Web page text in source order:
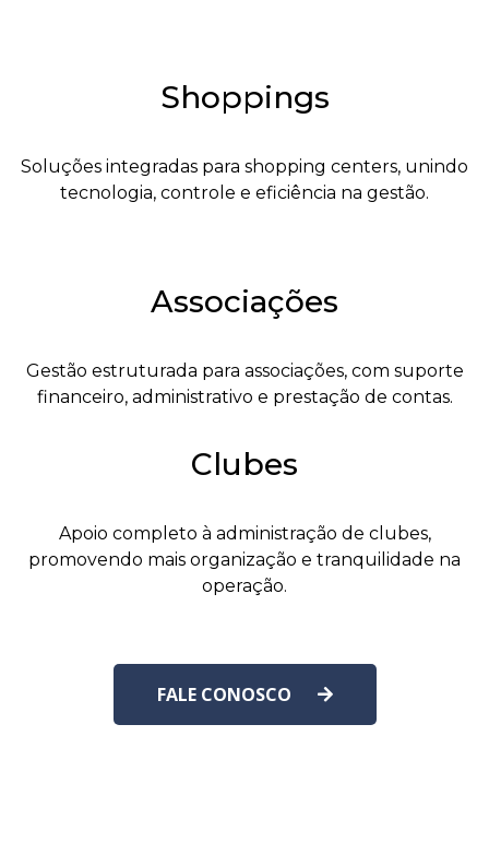
Shoppings
Soluções integradas para shopping centers, unindo
tecnologia, controle e eficiência na gestão.
Associações
Gestão estruturada para associações, com suporte
financeiro, administrativo e prestação de contas.
Clubes
Apoio completo à administração de clubes,
promovendo mais organização e tranquilidade na
operação.
FALE CONOSCO